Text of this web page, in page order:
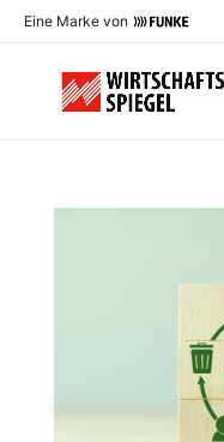
Eine Marke von